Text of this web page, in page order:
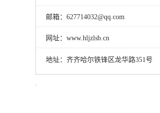
邮箱：627714032@qq.com
网址：www.hljzlsb.cn
地址：齐齐哈尔铁锋区龙华路351号